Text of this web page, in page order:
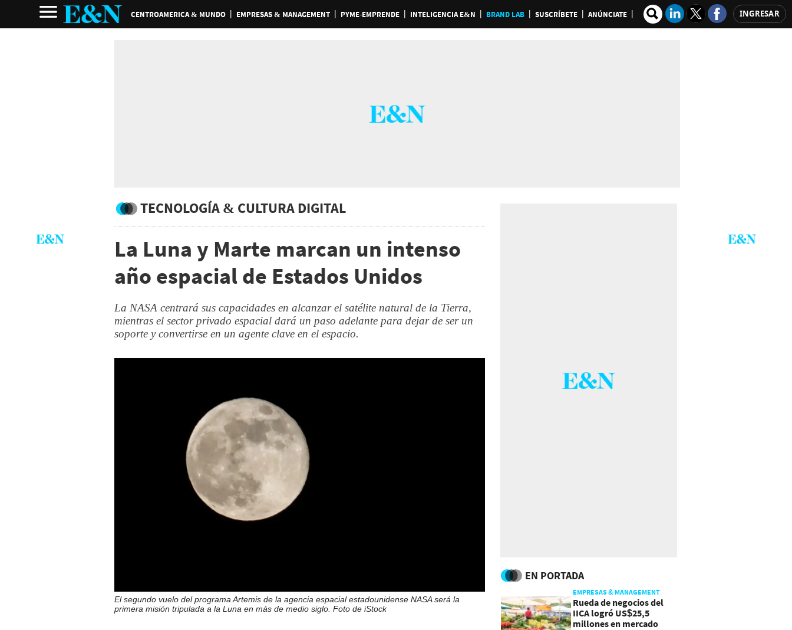
CENTROAMERICA & MUNDO EMPRESAS & MANAGEMENT PYME-EMPRENDE INTELIGENCIA E&N BRAND LAB SUSCRÍBETE ANÚNCIATE INGRESAR
TECNOLOGÍA & CULTURA DIGITAL
La Luna y Marte marcan un intenso
año espacial de Estados Unidos
La NASA centrará sus capacidades en alcanzar el satélite natural de la Tierra,
mientras el sector privado espacial dará un paso adelante para dejar de ser un
soporte y convertirse en un agente clave en el espacio.
El segundo vuelo del programa Artemis de la agencia espacial estadounidense NASA será la
primera misión tripulada a la Luna en más de medio siglo. Foto de iStock
EN PORTADA
EMPRESAS & MANAGEMENT
Rueda de negocios del
IICA logró US$25,5
millones en mercado